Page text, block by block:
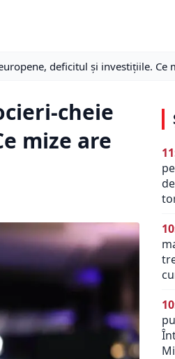
deficitul și investițiile. Ce
cheie
mize are